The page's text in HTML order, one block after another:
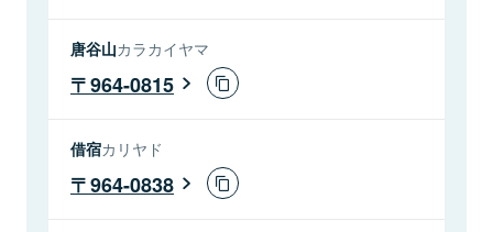
唐谷山カラカイヤマ
964-0815
借宿カリヤド
964-0838